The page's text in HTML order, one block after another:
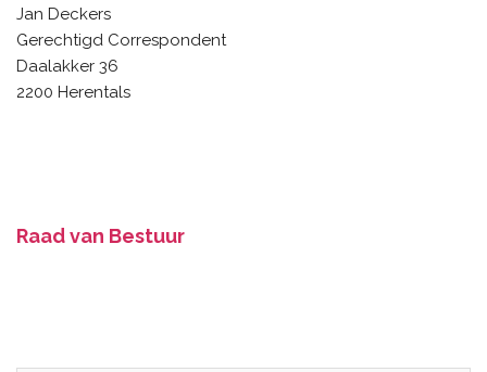
Jan Deckers
Gerechtigd Correspondent
Daalakker 36
2200 Herentals
Raad van Bestuur